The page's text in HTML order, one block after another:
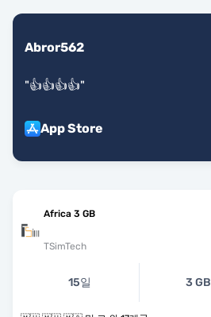
Abror562
"👍👍👍👍"
App Store
Africa 3 GB
TSimTech
15일 3 GB